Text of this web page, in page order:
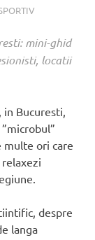
mini-ghid
locatii
Bucuresti,
multe ori care
despre
langa